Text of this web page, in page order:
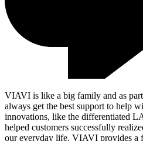
VIAVI is like a big family and as
always get the best support to help
innovations, like the differentiated
helped customers successfully
our everyday life. VIAVI provides a